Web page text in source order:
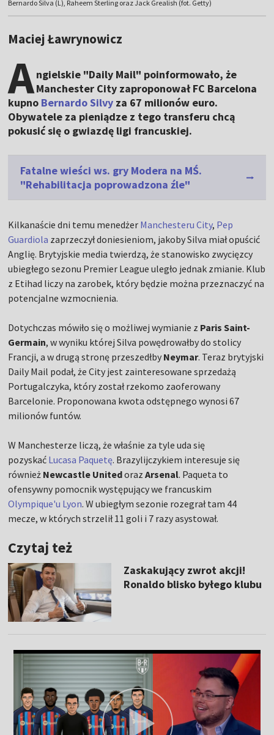
Bernardo Silva (L), Raheem Sterling oraz Jack Grealish (fot. Getty)
Maciej Ławrynowicz
Angielskie "Daily Mail" poinformowało, że
Manchester City zaproponował FC Barcelona
kupno Bernardo Silvy za 67 milionów euro.
Obywatele za pieniądze z tego transferu chcą
pokusić się o gwiazdę ligi francuskiej.
Fatalne wieści ws. gry Modera na MŚ.
"Rehabilitacja poprowadzona źle"
Kilkanaście dni temu menedżer Manchesteru City, Pep
Guardiola zaprzeczył doniesieniom, jakoby Silva miał opuścić
Anglię. Brytyjskie media twierdzą, że stanowisko zwycięzcy
ubiegłego sezonu Premier League uległo jednak zmianie. Klub
z Etihad liczy na zarobek, który będzie można przeznaczyć na
potencjalne wzmocnienia.
Dotychczas mówiło się o możliwej wymianie z Paris Saint-
Germain, w wyniku której Silva powędrowałby do stolicy
Francji, a w drugą stronę przeszedłby Neymar. Teraz brytyjski
Daily Mail podał, że City jest zainteresowane sprzedażą
Portugalczyka, który został rzekomo zaoferowany
Barcelonie. Proponowana kwota odstępnego wynosi 67
milionów funtów.
W Manchesterze liczą, że właśnie za tyle uda się
pozyskać Lucasa Paquetę. Brazylijczykiem interesuje się
również Newcastle UnitedorazArsenal. Paqueta to
ofensywny pomocnik występujący we francuskim
Olympique'u Lyon. W ubiegłym sezonie rozegrał tam 44
mecze, w których strzelił 11 goli i 7 razy asystował.
Czytaj też
Zaskakujący zwrot akcji!
Ronaldo blisko byłego klubu